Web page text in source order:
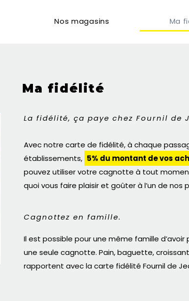
Nos magasins Ma
Ma fidélité
La fidélité, ça paye chez Fournil de
Avec notre carte de fidélité, à chaque
établissements, 5% du montant de vos
pouvez utiliser votre cagnotte à tout
quoi vous faire plaisir et goûter à l’un de nos
Cagnottez en famille.
Il est possible pour une même famille
une seule cagnotte. Pain, baguette,
rapportent avec la carte fidélité Fournil de